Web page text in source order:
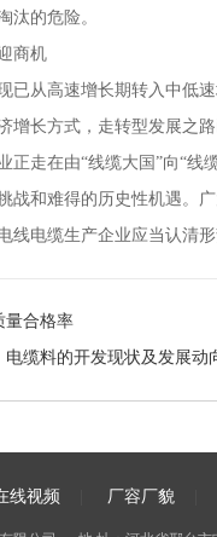
汰的危险。
商机
从高速增长期转入中低速增
增长方式，走转型发展之
走在由“线缆大国”向“线缆
难得的历史性机遇。广
线电缆生产企业应当认清形
量合格率
：电缆料的开发现状及发展动
线视频 厂容厂貌